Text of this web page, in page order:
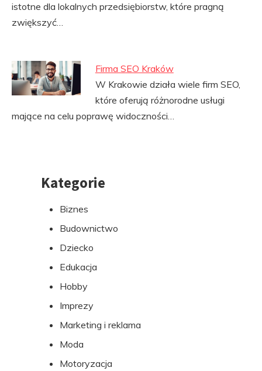
istotne dla lokalnych przedsiębiorstw, które pragną
zwiększyć…
Firma SEO Kraków
W Krakowie działa wiele firm SEO,
które oferują różnorodne usługi
mające na celu poprawę widoczności…
PrzejdźKategorie
Biznes
Budownictwo
Dziecko
Edukacja
Hobby
Imprezy
Marketing i reklama
Moda
Motoryzacja